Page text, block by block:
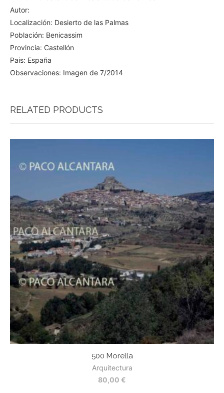
Autor:
Localización: Desierto de las Palmas
Población: Benicassim
Provincia: Castellón
Pais: España
Observaciones: Imagen de 7/2014
RELATED PRODUCTS
500 Morella
Arquitectura
80,00 €